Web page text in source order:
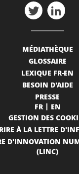
MÉDIATHÈQUE
GLOSSAIRE
LEXIQUE FR-EN
BESOIN D'AIDE
PRESSE
FR
EN
GESTION DES
À LA LETTRE
D'INNOVATION
(LINC)